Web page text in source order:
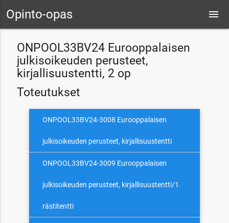
Opinto-opas menu
ONPOOL33BV24 Eurooppalaisen
julkisoikeuden perusteet,
kirjallisuustentti, 2 op
Toteutukset
ONPOOL33BV24-3008 Eurooppalaisen
julkisoikeuden perusteet, kirjallisuustentti
ONPOOL33BV24-3009 Eurooppalaisen
julkisoikeuden perusteet, kirjallisuustentti/1.
rästitentti